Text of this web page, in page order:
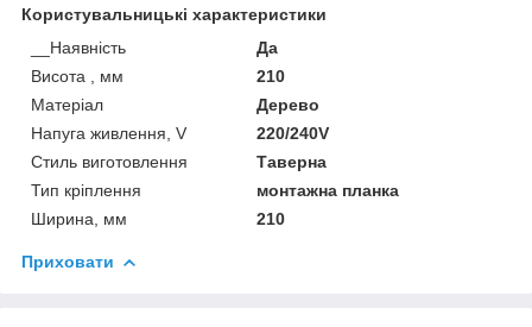
Користувальницькі характеристики
__Наявність
Да
Висота , мм
210
Матеріал
Дерево
Напуга живлення, V
220/240V
Стиль виготовлення
Таверна
Тип кріплення
монтажна планка
Ширина, мм
210
Приховати